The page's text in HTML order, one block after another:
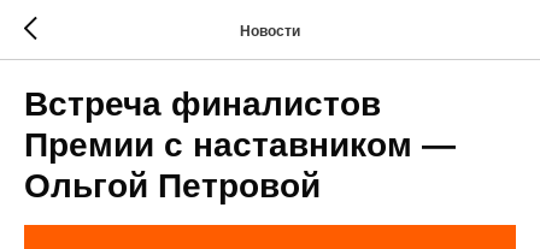
Новости
Встреча финалистов
Премии с наставником —
Ольгой Петровой